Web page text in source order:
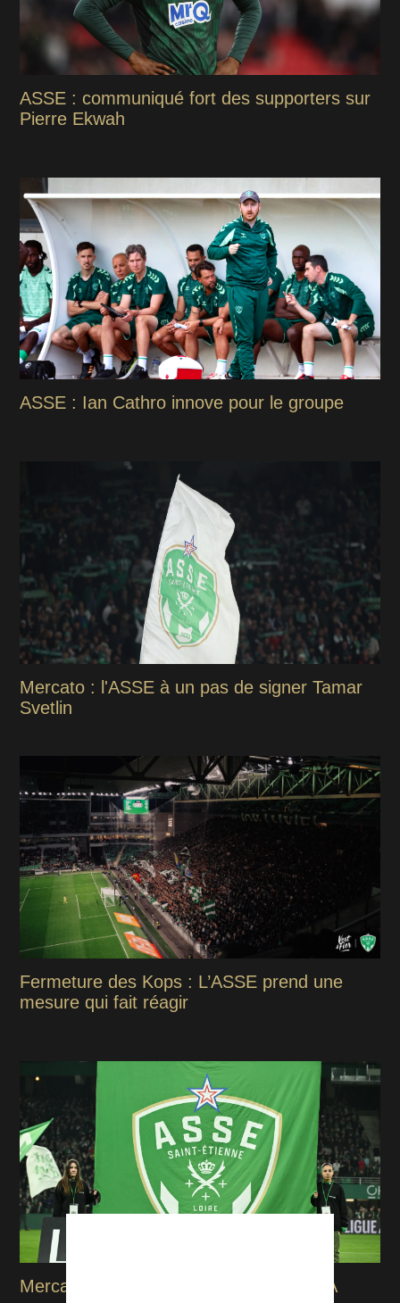
ASSE : communiqué fort des supporters sur
Pierre Ekwah
ASSE : Ian Cathro innove pour le groupe
Mercato : l'ASSE à un pas de signer Tamar
Svetlin
Fermeture des Kops : L’ASSE prend une
mesure qui fait réagir
Mercato : Tamar Svetlin, l'analyse DATA